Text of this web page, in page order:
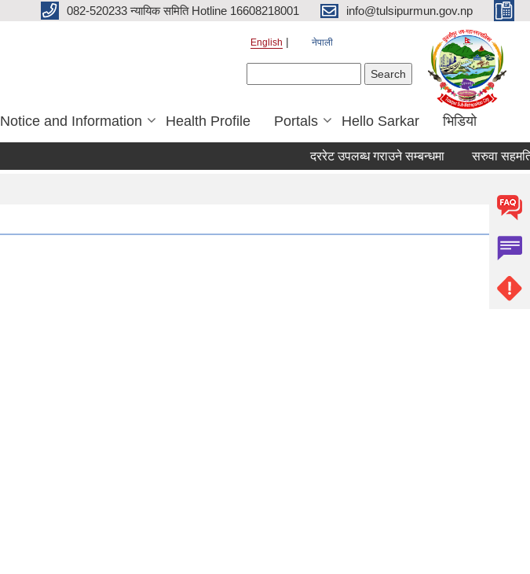
082-520233 न्यायिक समिति Hotline 16608218001 info@tulsipurmun.gov.np
English नेपाली
Notice and Information Health Profile Portals Hello Sarkar भिडियो
दररेट उपलब्ध गराउने सम्बन्धमा सरुवा सहमतिका